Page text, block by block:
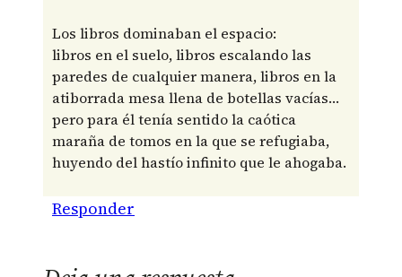
Los libros dominaban el espacio:
libros en el suelo, libros escalando las
paredes de cualquier manera, libros en la
atiborrada mesa llena de botellas vacías…
pero para él tenía sentido la caótica
maraña de tomos en la que se refugiaba,
huyendo del hastío infinito que le ahogaba.
Responder